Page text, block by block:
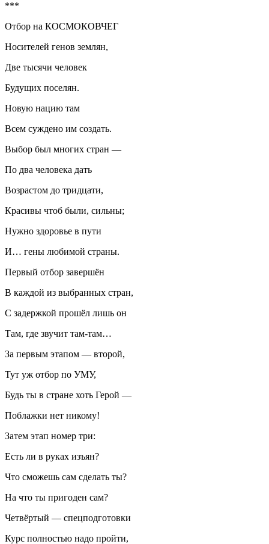
***
Отбор на КОСМОКОВЧЕГ
Носителей генов землян,
Две тысячи человек
Будущих поселян.
Новую нацию там
Всем суждено им создать.
Выбор был многих стран —
По два человека дать
Возрастом до тридцати,
Красивы чтоб были, сильны;
Нужно здоровье в пути
И… гены любимой страны.
Первый отбор завершён
В каждой из выбранных стран,
С задержкой прошёл лишь он
Там, где звучит там-там…
За первым этапом — второй,
Тут уж отбор по УМУ,
Будь ты в стране хоть Герой —
Поблажки нет никому!
Затем этап номер три:
Есть ли в руках изъян?
Что сможешь сам сделать ты?
На что ты пригоден сам?
Четвёртый — спецподготовки
Курс полностью надо пройти,